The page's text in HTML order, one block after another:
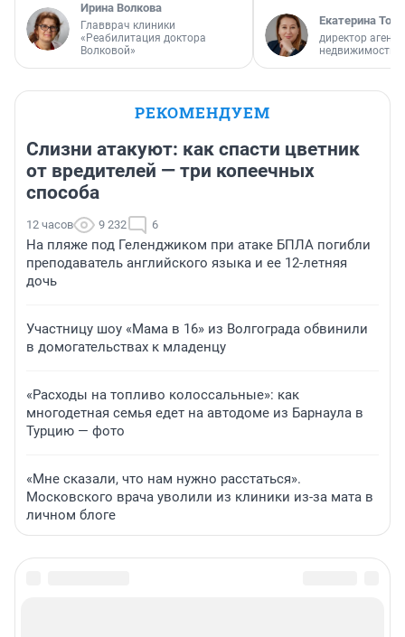
Ирина Волкова
Главврач клиники
«Реабилитация доктора
Волковой»
Екатерина
директор
недвижимости
РЕКОМЕНДУЕМ
Слизни атакуют: как спасти цветник
от вредителей — три копеечных
способа
12 часов 9 232 6
На пляже под Геленджиком при атаке БПЛА погибли
преподаватель английского языка и ее 12-летняя
дочь
Участницу шоу «Мама в 16» из Волгограда обвинили
в домогательствах к младенцу
«Расходы на топливо колоссальные»: как
многодетная семья едет на автодоме из Барнаула в
Турцию — фото
«Мне сказали, что нам нужно расстаться».
Московского врача уволили из клиники из-за мата в
личном блоге